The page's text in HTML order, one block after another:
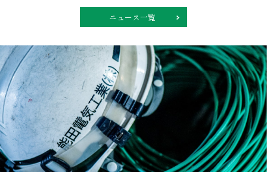
2024年 新入社員歓迎会
ニュース 2023年 新入社員歓迎会
ニュース 社内組織活性化研修会
ニュース 社内勉強会
豊洲市場（６）水産卸売場棟５階事務室ほか照明設備改
業務実績
第六瑞光小学校外２校給食室冷暖房機用電気設備改修工
事
業務実績 私道照明灯ＬＥＤ取替（１）
業務実績 ６板橋市場花き棟受変電設備改修工事
ニュース一覧